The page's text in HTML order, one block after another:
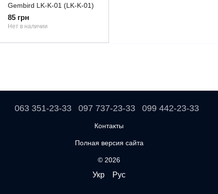
Gembird LK-K-01 (LK-K-01)
85 грн
Нет в наличии
063 351-23-33 097 737-23-33 099 442-23-33
Контакты
Полная версия сайта
© 2026
Укр Рус